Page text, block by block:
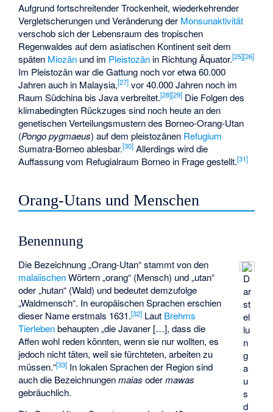
Aufgrund fortschreitender Trockenheit, wiederkehrender
Vergletscherungen und Veränderung der Monsunaktivität
verschob sich der Lebensraum des tropischen
Regenwaldes auf dem asiatischen Kontinent seit dem
späten Miozän und im Pleistozän in Richtung Äquator.[25][26]
Im Pleistozän war die Gattung noch vor etwa 60.000
Jahren auch in Malaysia,[27] vor 40.000 Jahren noch im
Raum Südchina bis Java verbreitet.[28][29] Die Folgen des
klimabedingten Rückzuges sind noch heute an den
genetischen Verteilungsmustern des Borneo-Orang-Utan
(Pongo pygmaeus) auf dem pleistozänen Refugium
Sumatra-Borneo ablesbar.[30] Allerdings wird die
Auffassung vom Refugialraum Borneo in Frage gestellt.[31]
Orang-Utans und Menschen
Benennung
D
ar
st
el
lu
n
g
a
u
s
d
Die Bezeichnung „Orang-Utan“ stammt von den
malaiischenWörtern „orang“ (Mensch) und „utan“
oder „hutan“ (Wald) und bedeutet demzufolge
„Waldmensch“. In europäischen Sprachen erschien
dieser Name erstmals 1631.[32] Laut Brehms
Tierlebenbehaupten „die Javaner […], dass die
Affen wohl reden könnten, wenn sie nur wollten, es
jedoch nicht täten, weil sie fürchteten, arbeiten zu
müssen.“[33] In lokalen Sprachen der Region sind
auch die Bezeichnungenmaias odermawas
gebräuchlich.